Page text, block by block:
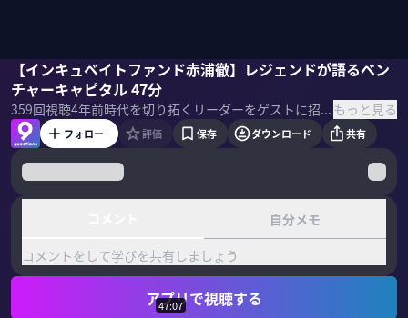
【インキュベイトファンド赤浦徹】レジェンドが語るベン
チャーキャピタル 47分
359回視聴4年前 時代を切り拓くリーダーをゲストに招き、PIVOT 佐々木紀彦と竹下隆一郎が「9つの質問」でその実像と未来へのビジョンを解き明かす。 ＜ゲスト＞ 赤浦 徹／インキュベイトファンド 代表パートナー 1968年生まれ。91年に日本合同ファイナンス（現ジャフコ）に入社。8年半にわたって、投資育成業務に従事。99年、シードステージ投資に特化したベンチャーキャピタル、インキュベイトキャピタルパートナーズを設立。2010年、インキュベイトファンド設立。サイボウズなど多数の創業支援育成に携わる。19年より、一般社団法人日本ベンチャーキャピタル協会代表理事を務める。 ＜目次＞ もっと見る
濵渦伸次村上臣 佐々木紀彦
フォロー 評価 保存 ダウンロード 共有
自分メモ
コメントをして学びを共有しましょう
アプリで視聴する
47:07